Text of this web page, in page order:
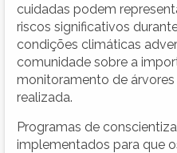
cuidadas podem
riscos significativos
condições climáticas
comunidade sobre a
monitoramento de
realizada.
Programas de
implementados para que